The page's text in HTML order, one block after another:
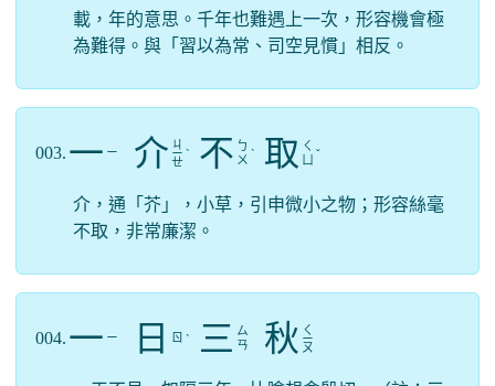
載，年的意思。千年也難遇上一次，形容機會極
為難得。與「習以為常、司空見慣」相反。
003. 一 ㄧ 介 ㄐ
ㄧ
ㄝ
ˋ 不 ㄅ
ㄨ ˋ 取 ㄑ
ˇ
介，通「芥」，小草，引申微小之物；形容絲毫
不取，非常廉潔。
004. 一 ㄧ 日 ㄖ ˋ 三 ㄙ
ㄢ
秋 ㄑ
ㄧ
ㄡ